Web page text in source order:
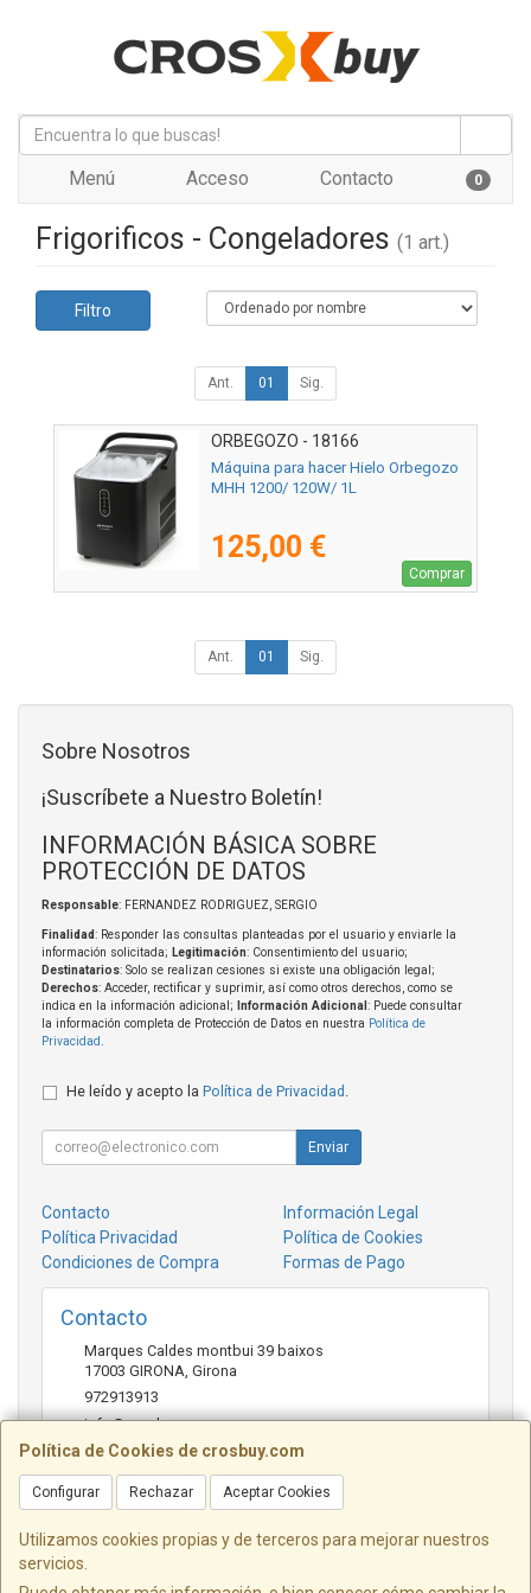
Menú Acceso Contacto 0
Frigorificos - Congeladores (1 art.)
Filtro
Ant. 01 Sig.
ORBEGOZO - 18166
Máquina para hacer Hielo Orbegozo
MHH 1200/ 120W/ 1L
125,00 €
Comprar
Ant. 01 Sig.
Política de Cookies de crosbuy.com
Configurar Rechazar Aceptar Cookies
Utilizamos cookies propias y de terceros para mejorar nuestros
servicios.
Sobre Nosotros
¡Suscríbete a Nuestro Boletín!
INFORMACIÓN BÁSICA SOBRE
PROTECCIÓN DE DATOS
Responsable: FERNANDEZ RODRIGUEZ, SERGIO
Finalidad: Responder las consultas planteadas por el usuario y enviarle la
información solicitada; Legitimación: Consentimiento del usuario;
Destinatarios: Solo se realizan cesiones si existe una obligación legal;
Derechos: Acceder, rectificar y suprimir, así como otros derechos, como se
indica en la información adicional;
Información Adicional : Puede consultar
la información completa de Protección de Datos en nuestra Política de
Privacidad
He leído y acepto la Política de Privacidad .
Enviar
Contacto
Información Legal
Política Privacidad
Política de Cookies
Condiciones de Compra
Formas de Pago
Contacto
Marques Caldes montbui 39 baixos
17003 GIRONA, Girona
972913913
info@crosbuy.com
Horario
de 10:00 a 13:30 y de 16:30 a 20:00